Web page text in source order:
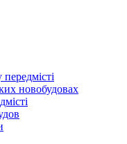
новобудовах